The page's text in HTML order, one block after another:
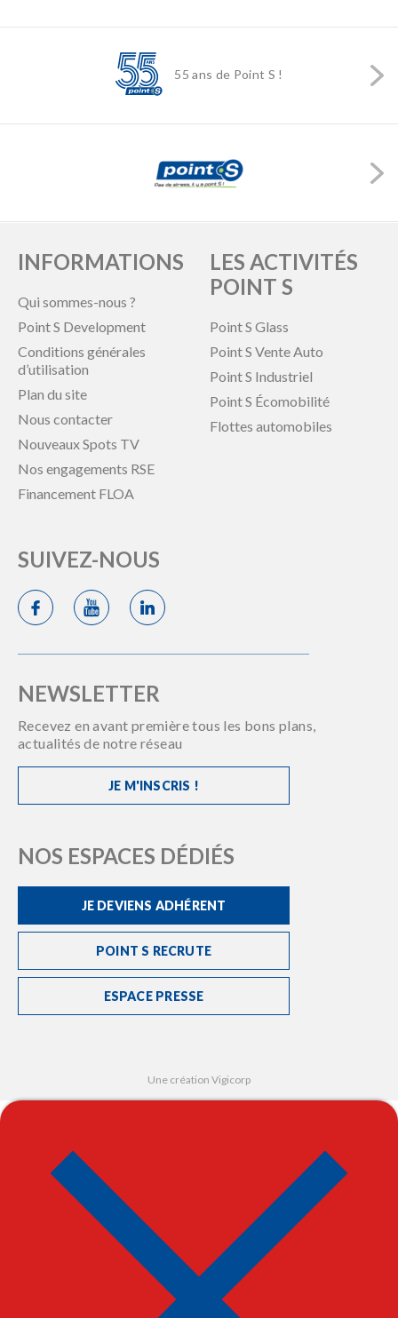
55 ans de Point S !
INFORMATIONS
Qui sommes-nous ?
Point S Development
Conditions générales
d’utilisation
Plan du site
Nous contacter
Nouveaux Spots TV
Nos engagements RSE
Financement FLOA
LES ACTIVITÉS
POINT S
Point S Glass
Point S Vente Auto
Point S Industriel
Point S Écomobilité
Flottes automobiles
SUIVEZ-NOUS
NEWSLETTER
Recevez en avant première tous les bons plans,
actualités de notre réseau
JE M'INSCRIS !
NOS ESPACES DÉDIÉS
JE DEVIENS ADHÉRENT
POINT S RECRUTE
ESPACE PRESSE
Une création Vigicorp